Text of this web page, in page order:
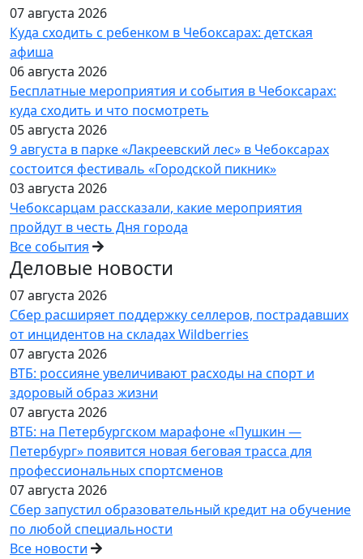
07 августа 2026
Куда сходить с ребенком в Чебоксарах: детская
афиша
06 августа 2026
Бесплатные мероприятия и события в Чебоксарах:
куда сходить и что посмотреть
05 августа 2026
9 августа в парке «Лакреевский лес» в Чебоксарах
состоится фестиваль «Городской пикник»
03 августа 2026
Чебоксарцам рассказали, какие мероприятия
пройдут в честь Дня города
Все события
Деловые новости
07 августа 2026
Сбер расширяет поддержку селлеров, пострадавших
от инцидентов на складах Wildberries
07 августа 2026
ВТБ: россияне увеличивают расходы на спорт и
здоровый образ жизни
07 августа 2026
ВТБ: на Петербургском марафоне «Пушкин —
Петербург» появится новая беговая трасса для
профессиональных спортсменов
07 августа 2026
Сбер запустил образовательный кредит на обучение
по любой специальности
Все новости